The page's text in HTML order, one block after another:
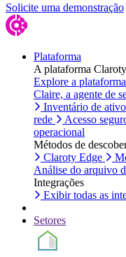
Solicite uma demonstração
Plataforma
A plataforma Claroty
Explore a
Claire, a agente de
Inventário de
rede
Acesso
operacional
Métodos de
Claroty Edge
Análise do arquivo
Integrações
Exibir todas as
Setores